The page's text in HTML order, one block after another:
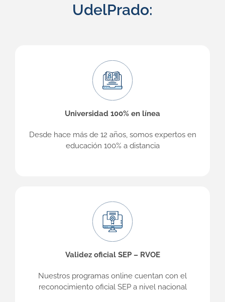
UdelPrado:
Universidad 100% en línea
Desde hace más de 12 años, somos expertos en
educación 100% a distancia
Validez oficial SEP – RVOE
Nuestros programas online cuentan con el
reconocimiento oficial SEP a nivel nacional